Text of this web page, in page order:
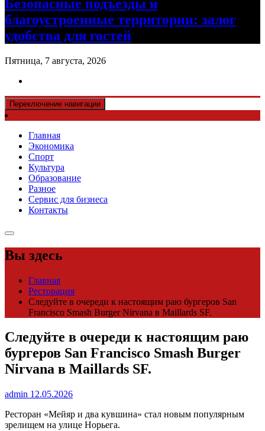
Безопасные подъезды и
благоустроенные территории: залог
удобства для гостей
Пятница, 7 августа, 2026
Переключение навигации
Главная
Экономика
Спорт
Культура
Образование
Разное
Сервис для бизнеса
Контакты
Вы здесь
Главная
Ресторация
Следуйте в очереди к настоящим раю бургеров San
Francisco Smash Burger Nirvana в Maillards SF.
Следуйте в очереди к настоящим раю
бургеров San Francisco Smash Burger
Nirvana в Maillards SF.
admin 12.05.2026
Ресторан «Мейяр и два кувшина» стал новым популярным
зрелищем на улице Норьега.